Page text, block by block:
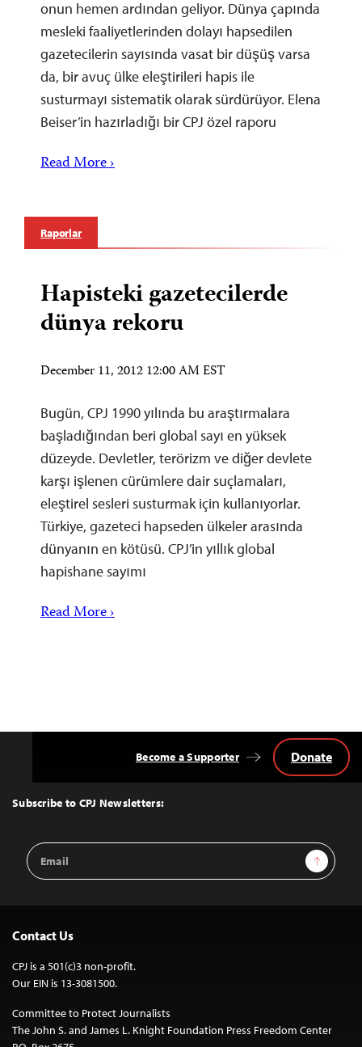
onun hemen ardından geliyor. Dünya çapında
mesleki faaliyetlerinden dolayı hapsedilen
gazetecilerin sayısında vasat bir düşüş varsa
da, bir avuç ülke eleştirileri hapis ile
susturmayı sistematik olarak sürdürüyor. Elena
Beiser’in hazırladığı bir CPJ özel raporu
Read More ›
Raporlar
Hapisteki gazetecilerde
dünya rekoru
December 11, 2012 12:00 AM EST
Bugün, CPJ 1990 yılında bu araştırmalara
başladığından beri global sayı en yüksek
düzeyde. Devletler, terörizm ve diğer devlete
karşı işlenen cürümlere dair suçlamaları,
eleştirel sesleri susturmak için kullanıyorlar.
Türkiye, gazeteci hapseden ülkeler arasında
dünyanın en kötüsü. CPJ’in yıllık global
hapishane sayımı
Read More ›
Top
Subscribe to CPJ Newsletters:
Email
Address
Sign Up
Become a Supporter Donate
Contact Us
CPJ is a 501(c)3 non-profit.
Our EIN is 13-3081500.
Committee to Protect Journalists
The John S. and James L. Knight Foundation Press Freedom Center